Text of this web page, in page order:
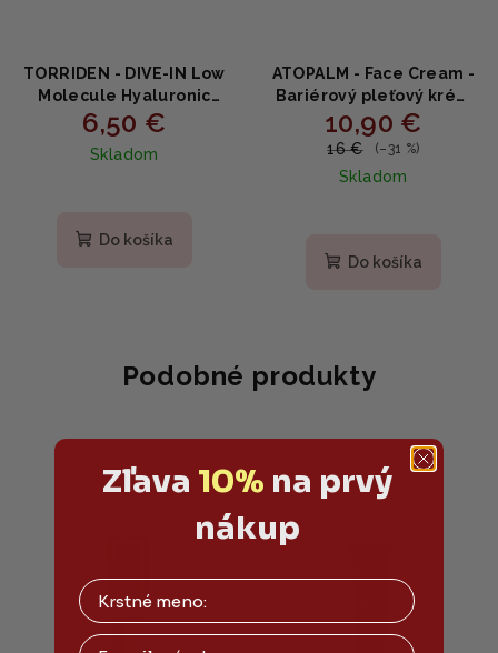
TORRIDEN - DIVE-IN Low
Molecule Hyaluronic
Soothing Cream MINI -
Krém s kyselinou
hyalurónovou 20ml
6,50 €
Skladom
Do košíka
ATOPALM - Face Cream -
Bariérový pleťový krém
na suchú a citlivú pleť s
panthenolom 35ml
10,90 €
16 € (–31 %)
Skladom
Do košíka
Podobné produkty
Zľava 10% na prvý
nákup
Email